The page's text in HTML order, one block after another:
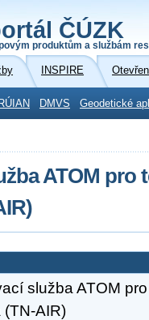
ČÚZK
produktům a službám
INSPIRE
RÚIAN DMVS Geodetické
ATOM pro
služba ATOM
(TN-AIR)